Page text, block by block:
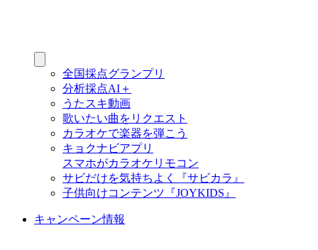
全国採点グランプリ
分析採点AI＋
うたスキ動画
歌いたい曲をリクエスト
カラオケで楽器を弾こう
キョクナビアプリ
スマホがカラオケリモコン
サビだけを気持ちよく『サビカラ』
子供向けコンテンツ『JOYKIDS』
キャンペーン情報